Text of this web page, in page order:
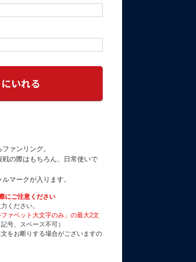
ァンリング。
の際はもちろん、日常使いで
マークが入ります。
にご注意ください
ください。
ァベット大文字のみ」の最大2文
号、スペース不可）
をお断りする場合がございますの